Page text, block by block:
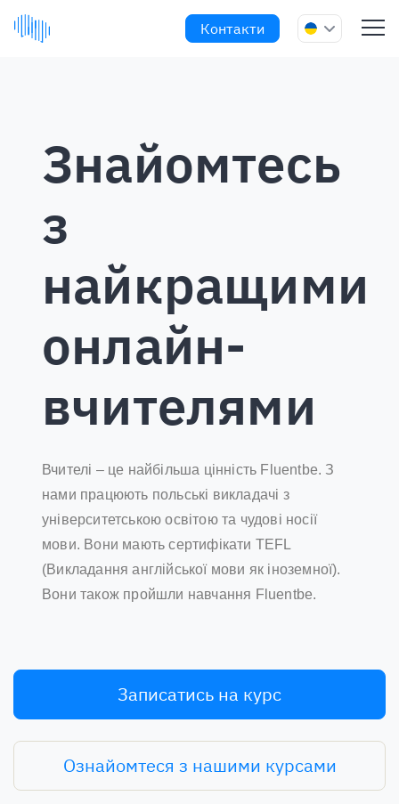
Контакти
Знайомтесь
з
найкращими
онлайн-
вчителями
Вчителі – це найбільша цінність Fluentbe. З
нами працюють польські викладачі з
університетською освітою та чудові носії
мови. Вони мають сертифікати TEFL
(Викладання англійської мови як іноземної).
Вони також пройшли навчання Fluentbe.
Записатись на курс
Ознайомтеся з нашими курсами